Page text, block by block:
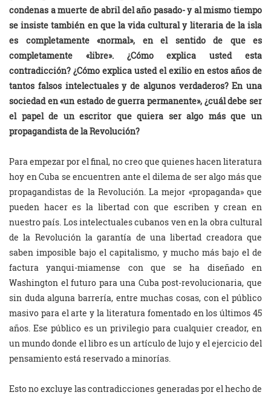
condenas a muerte de abril del año pasado- y al mismo tiempo
se insiste también en que la vida cultural y literaria de la isla
es completamente «normal», en el sentido de que es
completamente «libre». ¿Cómo explica usted esta
contradicción? ¿Cómo explica usted el exilio en estos años de
tantos falsos intelectuales y de algunos verdaderos? En una
sociedad en «un estado de guerra permanente», ¿cuál debe ser
el papel de un escritor que quiera ser algo más que un
propagandista de la Revolución?
Para empezar por el final, no creo que quienes hacen literatura
hoy en Cuba se encuentren ante el dilema de ser algo más que
propagandistas de la Revolución. La mejor «propaganda» que
pueden hacer es la libertad con que escriben y crean en
nuestro país. Los intelectuales cubanos ven en la obra cultural
de la Revolución la garantía de una libertad creadora que
saben imposible bajo el capitalismo, y mucho más bajo el de
factura yanqui-miamense con que se ha diseñado en
Washington el futuro para una Cuba post-revolucionaria, que
sin duda alguna barrería, entre muchas cosas, con el público
masivo para el arte y la literatura fomentado en los últimos 45
años. Ese público es un privilegio para cualquier creador, en
un mundo donde el libro es un artículo de lujo y el ejercicio del
pensamiento está reservado a minorías.
Esto no excluye las contradicciones generadas por el hecho de